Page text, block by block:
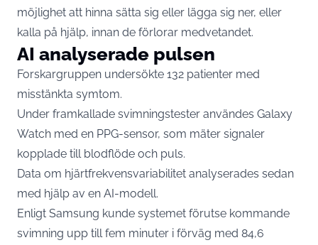
möjlighet att hinna sätta sig eller lägga sig ner, eller
kalla på hjälp, innan de förlorar medvetandet.
AI analyserade pulsen
Forskargruppen undersökte 132 patienter med
misstänkta symtom.
Under framkallade svimningstester användes Galaxy
Watch med en PPG-sensor, som mäter signaler
kopplade till blodflöde och puls.
Data om hjärtfrekvensvariabilitet analyserades sedan
med hjälp av en AI-modell.
Enligt Samsung kunde systemet förutse kommande
svimning upp till fem minuter i förväg med 84,6